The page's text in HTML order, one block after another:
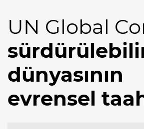
UN Global
dünyasının
evrensel